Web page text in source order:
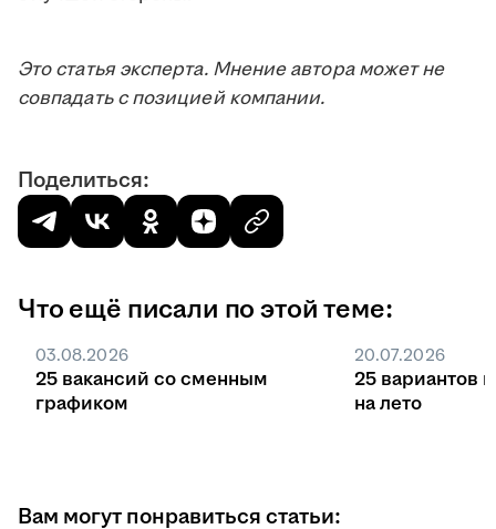
Это статья эксперта. Мнение автора может не
совпадать с позицией компании.
Поделиться:
Что ещё писали по этой теме:
03.08.2026
25 вакансий со сменным
графиком
20.07.2026
25 вариантов
на лето
Вам могут понравиться статьи: